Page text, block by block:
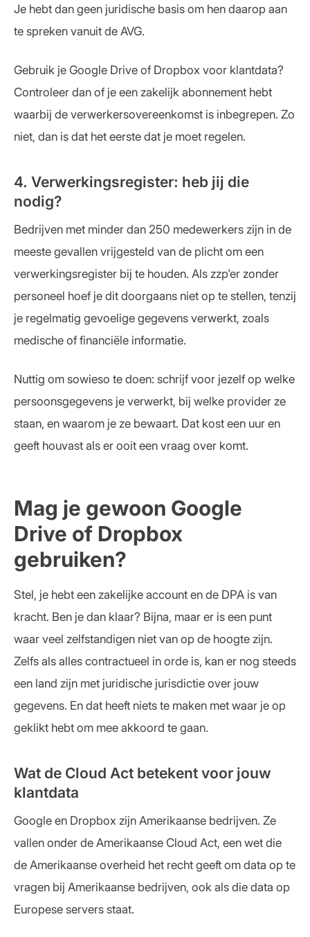
Je hebt dan geen juridische basis om hen daarop aan
te spreken vanuit de AVG.
Gebruik je Google Drive of Dropbox voor klantdata?
Controleer dan of je een zakelijk abonnement hebt
waarbij de verwerkersovereenkomst is inbegrepen. Zo
niet, dan is dat het eerste dat je moet regelen.
4. Verwerkingsregister: heb jij die
nodig?
Bedrijven met minder dan 250 medewerkers zijn in de
meeste gevallen vrijgesteld van de plicht om een
verwerkingsregister bij te houden. Als zzp'er zonder
personeel hoef je dit doorgaans niet op te stellen, tenzij
je regelmatig gevoelige gegevens verwerkt, zoals
medische of financiële informatie.
Nuttig om sowieso te doen: schrijf voor jezelf op welke
persoonsgegevens je verwerkt, bij welke provider ze
staan, en waarom je ze bewaart. Dat kost een uur en
geeft houvast als er ooit een vraag over komt.
Mag je gewoon Google
Drive of Dropbox
gebruiken?
Stel, je hebt een zakelijke account en de DPA is van
kracht. Ben je dan klaar? Bijna, maar er is een punt
waar veel zelfstandigen niet van op de hoogte zijn.
Zelfs als alles contractueel in orde is, kan er nog steeds
een land zijn met juridische jurisdictie over jouw
gegevens. En dat heeft niets te maken met waar je op
geklikt hebt om mee akkoord te gaan.
Wat de Cloud Act betekent voor jouw
klantdata
Google en Dropbox zijn Amerikaanse bedrijven. Ze
vallen onder de Amerikaanse Cloud Act, een wet die
de Amerikaanse overheid het recht geeft om data op te
vragen bij Amerikaanse bedrijven, ook als die data op
Europese servers staat.